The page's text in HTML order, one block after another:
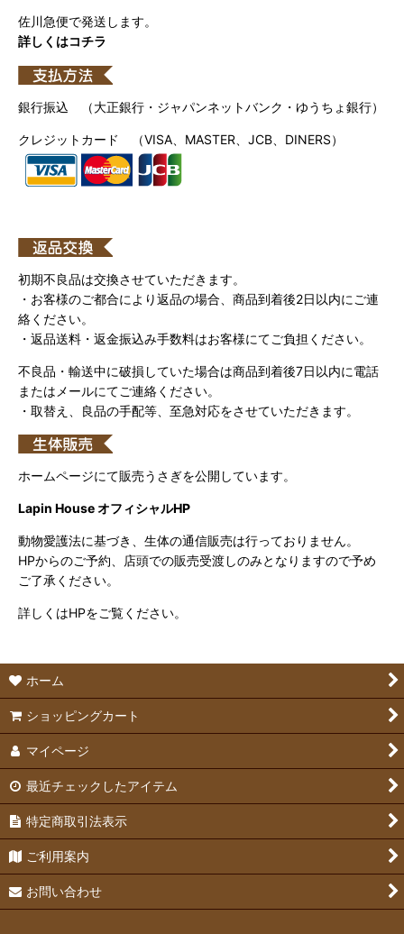
佐川急便で発送します。
詳しくはコチラ
銀行振込 （大正銀行・ジャパンネットバンク・ゆうちょ銀行）
クレジットカード （VISA、MASTER、JCB、DINERS）
初期不良品は交換させていただきます。
・お客様のご都合により返品の場合、商品到着後2日以内にご連
絡ください。
・返品送料・返金振込み手数料はお客様にてご負担ください。
不良品・輸送中に破損していた場合は商品到着後7日以内に電話
またはメールにてご連絡ください。
・取替え、良品の手配等、至急対応をさせていただきます。
ホームページにて販売うさぎを公開しています。
Lapin House オフィシャルHP
動物愛護法に基づき、生体の通信販売は行っておりません。
HPからのご予約、店頭での販売受渡しのみとなりますので予め
ご了承ください。
詳しくはHPをご覧ください。
ホーム
ショッピングカート
マイページ
最近チェックしたアイテム
特定商取引法表示
ご利用案内
お問い合わせ